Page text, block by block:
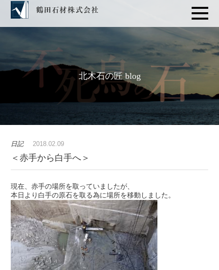
北木石の匠 blog
日記 2018.02.09
＜赤手から白手へ＞
現在、赤手の場所を取っていましたが、
本日より白手の原石を取る為に場所を移動しました。